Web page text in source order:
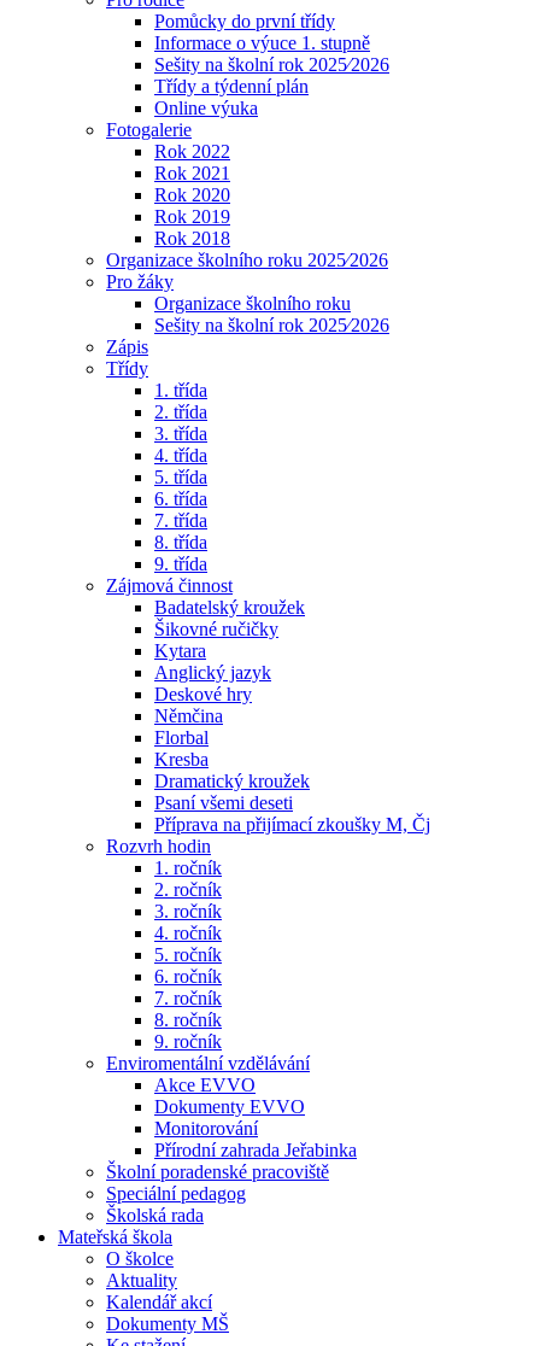
Pomůcky do první třídy
Informace o výuce 1. stupně
Sešity na školní rok 2025⁄2026
Třídy a týdenní plán
Online výuka
Fotogalerie
Rok 2022
Rok 2021
Rok 2020
Rok 2019
Rok 2018
Organizace školního roku 2025⁄2026
Pro žáky
Organizace školního roku
Sešity na školní rok 2025⁄2026
Zápis
Třídy
1. třída
2. třída
3. třída
4. třída
5. třída
6. třída
7. třída
8. třída
9. třída
Zájmová činnost
Badatelský kroužek
Šikovné ručičky
Kytara
Anglický jazyk
Deskové hry
Němčina
Florbal
Kresba
Dramatický kroužek
Psaní všemi deseti
Příprava na přijímací zkoušky M, Čj
Rozvrh hodin
1. ročník
2. ročník
3. ročník
4. ročník
5. ročník
6. ročník
7. ročník
8. ročník
9. ročník
Enviromentální vzdělávání
Akce EVVO
Dokumenty EVVO
Monitorování
Přírodní zahrada Jeřabinka
Školní poradenské pracoviště
Speciální pedagog
Školská rada
Mateřská škola
O školce
Aktuality
Kalendář akcí
Dokumenty MŠ